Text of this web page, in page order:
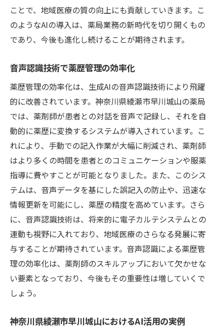
生成AIがもたらす医療データの新しい活用
法
薬剤師に求められるデジタルスキルの習得
未来の薬剤師に必要な技術と知識
神奈川県綾瀬市早川城山における生成AIでの薬
物治療改善
AIが支える個別化医療の実現
生成AIで進化する治療計画の策定
薬物治療のパーソナライズ化に向けた挑戦
地域薬局でのAI活用事例とその効果
AIが分析する薬物相互作用とその管理
生成AIによる薬効評価の革新
薬剤師に求められる生成AIの活用法問題点分析
ツールとしての可能性
AIを用いた問題解決能力の向上
薬剤師の役割を広げる生成AI技術
AIによるリスク管理とその実践
問題点分析を支える最新技術
ことで、地域医療の質の向上にも貢献していきます。こ
のようなAIの導入は、薬局業務の新時代を切り開くもの
であり、今後も進化し続けることが期待されます。
音声認識技術で薬歴管理の効率化
薬歴管理の効率化は、生成AIの音声認識技術により飛躍
的に改善されています。神奈川県綾瀬市早川城山の薬局
では、薬剤師が患者との対話を音声で記録し、それを自
動的に薬歴に変換するシステムが導入されています。こ
れにより、手動での記入作業が大幅に削減され、薬剤師
はより多くの時間を患者とのコミュニケーションや服薬
指導に費やすことが可能となりました。また、このシス
テムは、音声データを基にした誤記入の防止や、迅速な
情報更新を可能にし、薬歴の精度を高めています。さら
に、音声認識技術は、将来的に電子カルテシステムとの
連動も視野に入れており、地域医療のさらなる発展に寄
与することが期待されています。音声認識による薬歴管
理の効率化は、薬剤師のスキルアップにおいて欠かせな
い要素となっており、今後もその重要性は増していくで
しょう。
神奈川県綾瀬市早川城山におけるAI活用の実例